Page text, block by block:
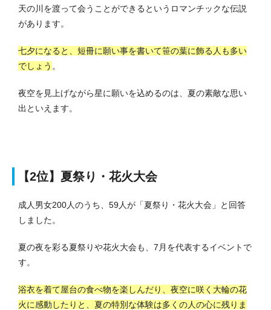
天の川を渡って会うことができるというロマンチックな伝説
があります。
七夕になると、短冊に願い事を書いて笹の葉に飾る人も多い
でしょう 。
夜空を見上げながら星に願いを込めるのは、夏の素敵な思い
出といえます。
【2位】夏祭り・花火大会
成人男女200人のうち、59人が「夏祭り・花火大会」と回答
しました。
夏の夜を彩る夏祭りや花火大会も、7月を代表するイベントで
す。
浴衣を着て屋台の食べ物を楽しんだり、夜空に咲く大輪の花
火に感動したりと、夏の特別な体験は多くの人の心に残りま